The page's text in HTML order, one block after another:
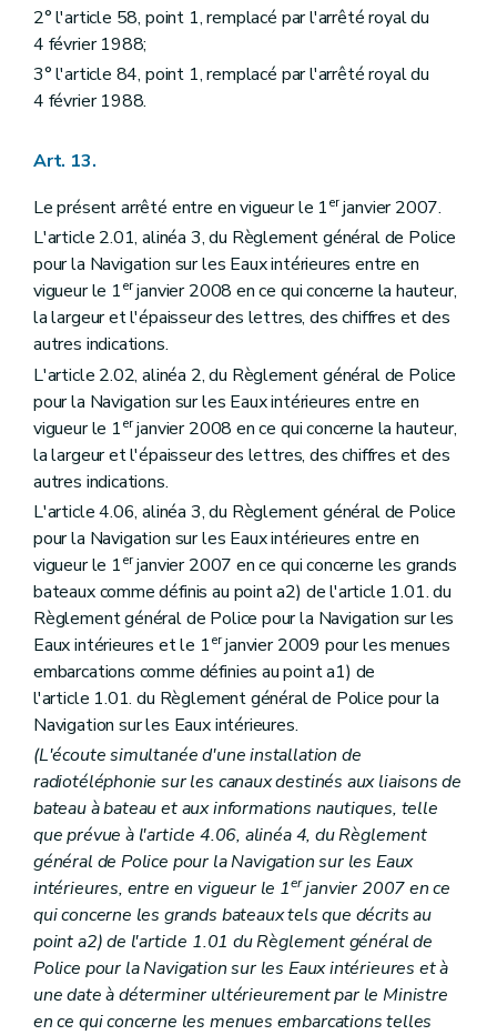
2° l'article 58, point 1, remplacé par l'arrêté royal du
4 février 1988;
3° l'article 84, point 1, remplacé par l'arrêté royal du
4 février 1988.
Art. 13.
Le présent arrêté entre en vigueur le 1erjanvier 2007.
L'article 2.01, alinéa 3, du Règlement général de Police
pour la Navigation sur les Eaux intérieures entre en
vigueur le 1erjanvier 2008 en ce qui concerne la hauteur,
la largeur et l'épaisseur des lettres, des chiffres et des
autres indications.
L'article 2.02, alinéa 2, du Règlement général de Police
pour la Navigation sur les Eaux intérieures entre en
vigueur le 1erjanvier 2008 en ce qui concerne la hauteur,
la largeur et l'épaisseur des lettres, des chiffres et des
autres indications.
L'article 4.06, alinéa 3, du Règlement général de Police
pour la Navigation sur les Eaux intérieures entre en
vigueur le 1erjanvier 2007 en ce qui concerne les grands
bateaux comme définis au point a2) de l'article 1.01. du
Règlement général de Police pour la Navigation sur les
Eaux intérieures et le 1erjanvier 2009 pour les menues
embarcations comme définies au point a1) de
l'article 1.01. du Règlement général de Police pour la
Navigation sur les Eaux intérieures.
(L'écoute simultanée d'une installation de
radiotéléphonie sur les canaux destinés aux liaisons de
bateau à bateau et aux informations nautiques, telle
que prévue à l'article 4.06, alinéa 4, du Règlement
général de Police pour la Navigation sur les Eaux
intérieures, entre en vigueur le 1erjanvier 2007 en ce
qui concerne les grands bateaux tels que décrits au
point a2) de l'article 1.01 du Règlement général de
Police pour la Navigation sur les Eaux intérieures et à
une date à déterminer ultérieurement par le Ministre
en ce qui concerne les menues embarcations telles